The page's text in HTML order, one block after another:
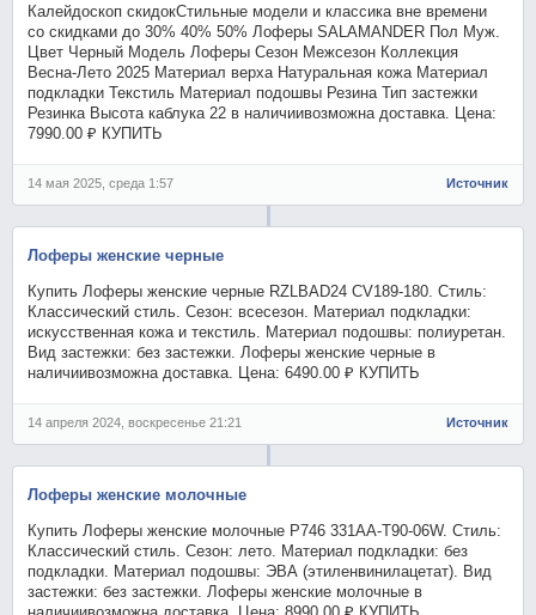
Калейдоскоп скидокСтильные модели и классика вне времени
со скидками до 30% 40% 50% Лоферы SALAMANDER Пол Муж.
Цвет Черный Модель Лоферы Сезон Межсезон Коллекция
Весна-Лето 2025 Материал верха Натуральная кожа Материал
подкладки Текстиль Материал подошвы Резина Тип застежки
Резинка Высота каблука 22 в наличиивозможна доставка. Цена:
7990.00 ₽ КУПИТЬ
14 мая 2025, среда 1:57 Источник
Лоферы женские черные
Купить Лоферы женские черные RZLBAD24 CV189-180. Стиль:
Классический стиль. Сезон: всесезон. Материал подкладки:
искусственная кожа и текстиль. Материал подошвы: полиуретан.
Вид застежки: без застежки. Лоферы женские черные в
наличиивозможна доставка. Цена: 6490.00 ₽ КУПИТЬ
14 апреля 2024, воскресенье 21:21 Источник
Лоферы женские молочные
Купить Лоферы женские молочные P746 331AA-T90-06W. Стиль:
Классический стиль. Сезон: лето. Материал подкладки: без
подкладки. Материал подошвы: ЭВА (этиленвинилацетат). Вид
застежки: без застежки. Лоферы женские молочные в